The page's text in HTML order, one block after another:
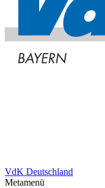
VdK Deutschland
Metamenü